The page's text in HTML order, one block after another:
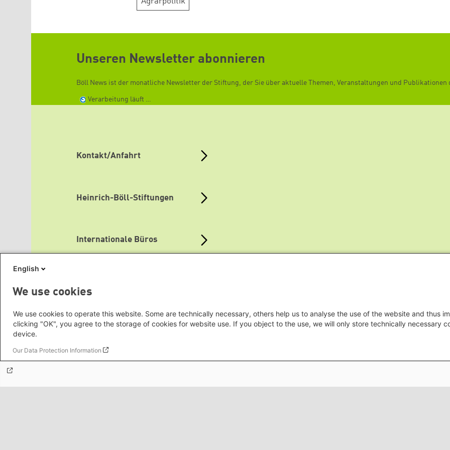
Unseren Newsletter abonnieren
Böll News ist der monatliche Newsletter der Stiftung, der Sie über aktuelle Themen, Veranstaltungen und Publikationen
Verarbeitung läuft …
Kontakt/Anfahrt
Heinrich-Böll-Stiftungen
Internationale Büros
Mediatheken
English
We use cookies
We use cookies to operate this website. Some are technically necessary, others help us to analyse the use of the website and thus
clicking "OK", you agree to the storage of cookies for website use. If you object to the use, we will only store technically necessary
device.
Our Data Protection Information